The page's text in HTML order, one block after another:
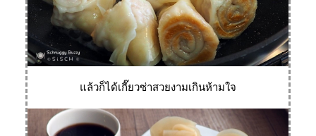
ล้วก็ได้เกี๊ยวซ่าสวยงามเกินห้ามใจ